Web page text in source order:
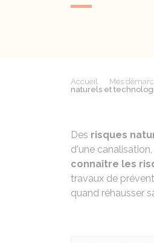
Accueil Mes
naturels et
Des risques
d'une
connaître les
travaux de
quand réhausser